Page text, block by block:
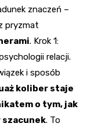
znaczeń –
pryzmat
. Krok 1:
relacji.
i sposób
koliber staje
o tym, jak
szacunek. To